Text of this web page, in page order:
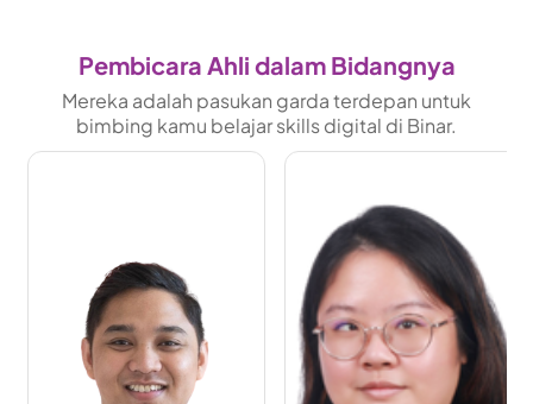
Pembicara Ahli dalam Bidangnya
Mereka adalah pasukan garda terdepan untuk
bimbing kamu belajar skills digital di Binar.